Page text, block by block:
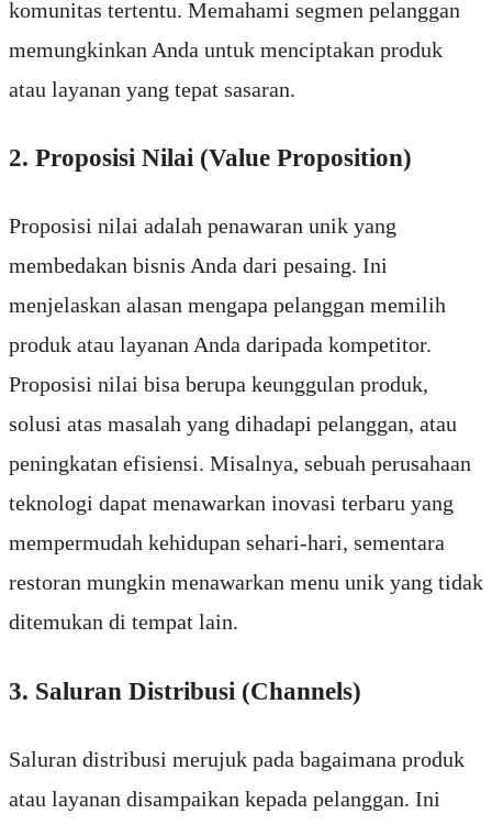
komunitas tertentu. Memahami segmen pelanggan
memungkinkan Anda untuk menciptakan produk
atau layanan yang tepat sasaran.
2. Proposisi Nilai (Value Proposition)
Proposisi nilai adalah penawaran unik yang
membedakan bisnis Anda dari pesaing. Ini
menjelaskan alasan mengapa pelanggan memilih
produk atau layanan Anda daripada kompetitor.
Proposisi nilai bisa berupa keunggulan produk,
solusi atas masalah yang dihadapi pelanggan, atau
peningkatan efisiensi. Misalnya, sebuah perusahaan
teknologi dapat menawarkan inovasi terbaru yang
mempermudah kehidupan sehari-hari, sementara
restoran mungkin menawarkan menu unik yang tidak
ditemukan di tempat lain.
3. Saluran Distribusi (Channels)
Saluran distribusi merujuk pada bagaimana produk
atau layanan disampaikan kepada pelanggan. Ini